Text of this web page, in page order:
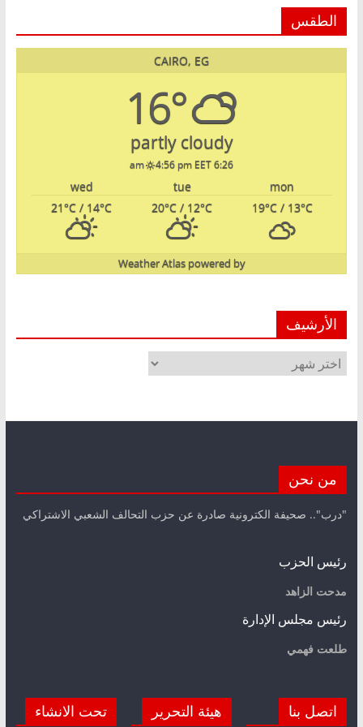
الطقس
CAIRO, EG
16°
partly cloudy
6:26 am
4:56 pm EET
mon
tue
wed
19°C/ 13°C
20°C / 12°C
21°C / 14°C
powered by
Weather Atlas
الأرشيف
الأرشيف
من نحن
"درب".. صحيفة الكترونية صادرة عن حزب التحالف الشعبي الاشتراكي
رئيس الحزب
مدحت الزاهد
رئيس مجلس الإدارة
طلعت فهمي
اتصل بنا هيئة التحرير تحت الانشاء